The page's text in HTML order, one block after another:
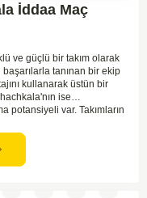
İddaa Maç
ve güçlü bir takım olarak
tanınan bir ekip
kullanarak üstün bir
ise
potansiyeli var. Takımların
olası görünüyor. Taktiksel
zevki yüksek bir